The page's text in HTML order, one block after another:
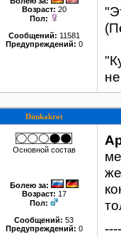
Возраст: 20
Пол:
Сообщений: 11581
Предупреждений: 0
Dimkakrot
Основной состав
Болею за:
Возраст: 17
Пол:
Сообщений: 53
Предупреждений: 0